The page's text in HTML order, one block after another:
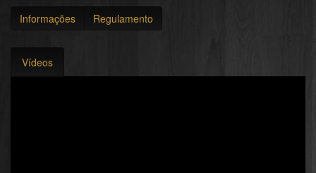
Informações Regulamento
Vídeos